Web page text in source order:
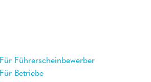
Für Führerscheinbewerber
Für Betriebe